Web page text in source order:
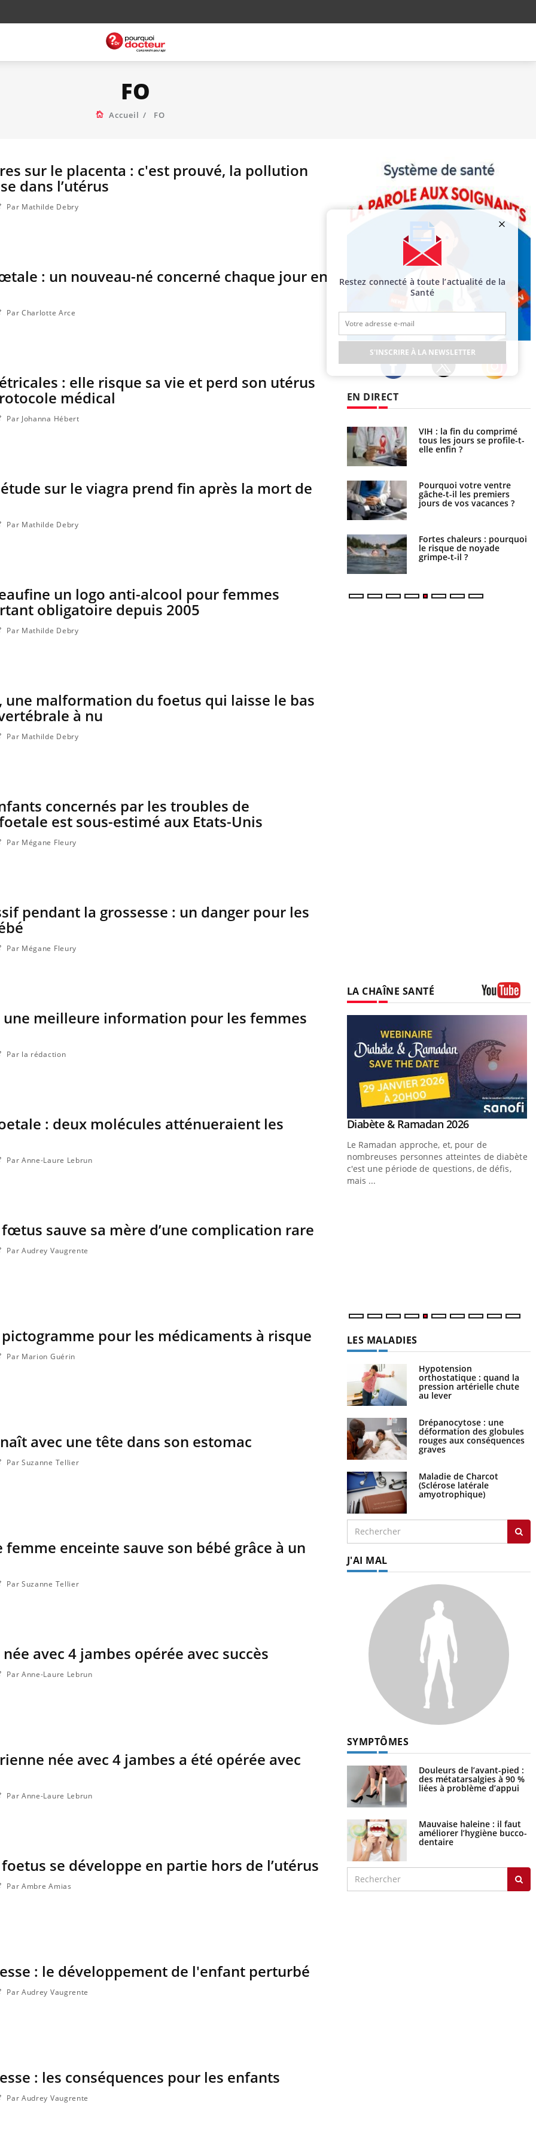
FO
Accueil FO
sur le placenta : c'est prouvé, la pollution
dans l’utérus
Par Mathilde Debry
: un nouveau-né concerné chaque jour en
Par Charlotte Arce
: elle risque sa vie et perd son utérus
médical
Par Johanna Hébert
étude sur le viagra prend fin après la mort de
Par Mathilde Debry
un logo anti-alcool pour femmes
obligatoire depuis 2005
Par Mathilde Debry
une malformation du foetus qui laisse le bas
à nu
Par Mathilde Debry
concernés par les troubles de
est sous-estimé aux Etats-Unis
Par Mégane Fleury
pendant la grossesse : un danger pour les
Par Mégane Fleury
une meilleure information pour les femmes
Par la rédaction
: deux molécules atténueraient les
Par Anne-Laure Lebrun
fœtus sauve sa mère d’une complication rare
Par Audrey Vaugrente
pictogramme pour les médicaments à risque
Par Marion Guérin
avec une tête dans son estomac
Par Suzanne Tellier
femme enceinte sauve son bébé grâce à un
Par Suzanne Tellier
avec 4 jambes opérée avec succès
Par Anne-Laure Lebrun
née avec 4 jambes a été opérée avec
Par Anne-Laure Lebrun
se développe en partie hors de l’utérus
Par Ambre Amias
: le développement de l'enfant perturbé
Par Audrey Vaugrente
: les conséquences pour les enfants
Par Audrey Vaugrente
EN DIRECT
Cytomégalovirus : ce qui
change dans la prise en
VIH : la fin du comprimé
tous les jours se profile-t-
elle enfin ?
Pourquoi votre ventre
gâche-t-il les premiers
jours de vos vacances ?
Fortes chaleurs : pourquoi
le risque de noyade
grimpe-t-il ?
Le Viagra pourrait-il freiner
la propagation du cancer ?
Pourquoi manger moins de
protéines pourrait
finalement être bénéfique
Grossesse et chaleur : ce
que dit la science
LA CHAÎNE SANTÉ
Chronique des Mains : se
pour l’été !
et avec lui, un tout nouveau
de vie ! Vacances, plage, piscine,
Youtube
Diabète & Ramadan 2026Youtube
Le Ramadan approche, et, pour de
nombreuses personnes atteintes de diabète,
c'est une période de questions, de défis,
mais ...
LES MALADIES
Hypotension
orthostatique : quand la
pression artérielle chute
au lever
Drépanocytose : une
déformation des globules
rouges aux conséquences
graves
Maladie de Charcot
(Sclérose latérale
amyotrophique)
J'AI MAL
SYMPTÔMES
Douleurs de l’avant-pied :
des métatarsalgies à 90 %
liées à problème d’appui
Mauvaise haleine : il faut
améliorer l’hygiène bucco-
dentaire
Restez connecté à toute l’actualité de la
Santé
S'INSCRIRE À LA NEWSLETTER